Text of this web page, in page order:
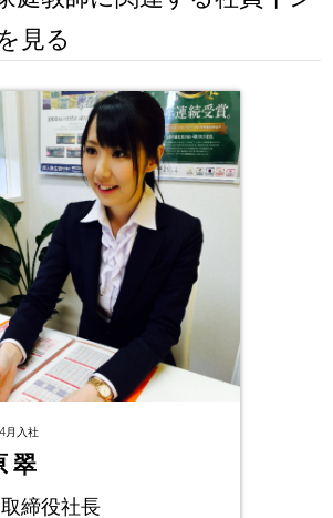
見る
月入社
翠
締役社長